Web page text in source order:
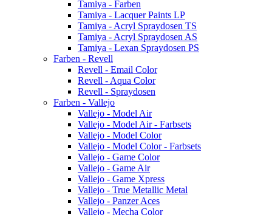
Tamiya - Farben
Tamiya - Lacquer Paints LP
Tamiya - Acryl Spraydosen TS
Tamiya - Acryl Spraydosen AS
Tamiya - Lexan Spraydosen PS
Farben - Revell
Revell - Email Color
Revell - Aqua Color
Revell - Spraydosen
Farben - Vallejo
Vallejo - Model Air
Vallejo - Model Air - Farbsets
Vallejo - Model Color
Vallejo - Model Color - Farbsets
Vallejo - Game Color
Vallejo - Game Air
Vallejo - Game Xpress
Vallejo - True Metallic Metal
Vallejo - Panzer Aces
Vallejo - Mecha Color